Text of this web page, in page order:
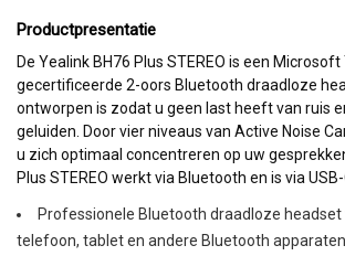
Productpresentatie
De Yealink BH76 Plus STEREO is een
gecertificeerde 2-oors Bluetooth draadloze
ontworpen is zodat u geen last heeft van ruis
geluiden. Door vier niveaus van Active Noise
u zich optimaal concentreren op uw
Plus STEREO werkt via Bluetooth en is via
Professionele Bluetooth draadloze headset
telefoon, tablet en andere Bluetooth apparaten